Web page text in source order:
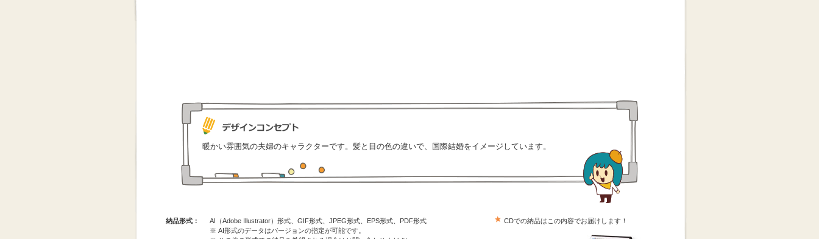
暖かい雰囲気の夫婦のキャラクターです。髪と目の色の違いで、国際結婚をイメージしています。
納品形式：
AI（Adobe Illustrator）形式、GIF形式、JPEG形式、EPS形式、PDF形式
※ AI形式のデータはバージョンの指定が可能です。
CDでの納品はこの内容でお届けします！